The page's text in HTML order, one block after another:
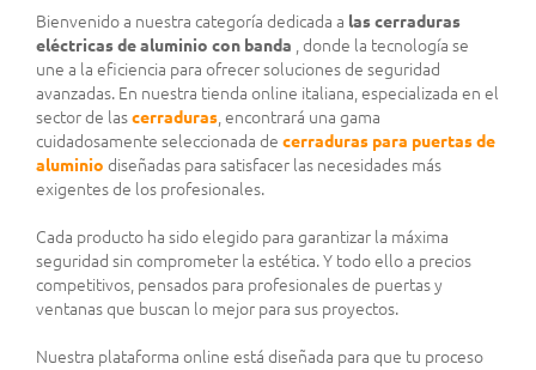
Bienvenido a nuestra categoría dedicada a las cerraduras
eléctricas de aluminio con banda , donde la tecnología se
une a la eficiencia para ofrecer soluciones de seguridad
avanzadas. En nuestra tienda online italiana, especializada en el
sector de lascerraduras , encontrará una gama
cuidadosamente seleccionada de cerraduras para puertas de
aluminio diseñadas para satisfacer las necesidades más
exigentes de los profesionales.
Cada producto ha sido elegido para garantizar la máxima
seguridad sin comprometer la estética. Y todo ello a precios
competitivos, pensados para profesionales de puertas y
ventanas que buscan lo mejor para sus proyectos.
Nuestra plataforma online está diseñada para que tu proceso